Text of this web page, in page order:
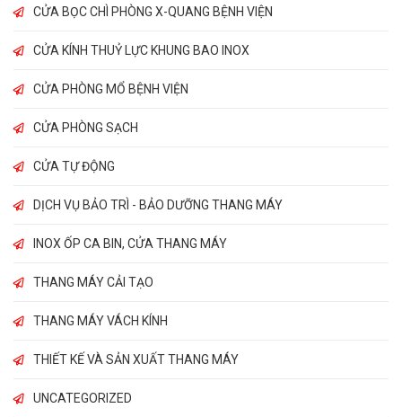
CỬA BỌC CHÌ PHÒNG X-QUANG BỆNH VIỆN
CỬA KÍNH THUỶ LỰC KHUNG BAO INOX
CỬA PHÒNG MỔ BỆNH VIỆN
CỬA PHÒNG SẠCH
CỬA TỰ ĐỘNG
DỊCH VỤ BẢO TRÌ - BẢO DƯỠNG THANG MÁY
INOX ỐP CA BIN, CỬA THANG MÁY
THANG MÁY CẢI TẠO
THANG MÁY VÁCH KÍNH
THIẾT KẾ VÀ SẢN XUẤT THANG MÁY
UNCATEGORIZED